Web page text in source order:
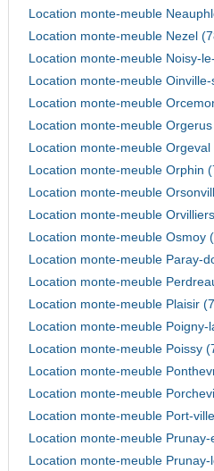
Location monte-meuble
Location monte-meuble Nezel
Location monte-meuble Noisy-
Location monte-meuble
Location monte-meuble
Location monte-meuble
Location monte-meuble Orgeval
Location monte-meuble Orphin
Location monte-meuble
Location monte-meuble
Location monte-meuble Osmoy
Location monte-meuble Paray-
Location monte-meuble
Location monte-meuble Plaisir
Location monte-meuble Poigny-
Location monte-meuble Poissy
Location monte-meuble
Location monte-meuble
Location monte-meuble Port-
Location monte-meuble
Location monte-meuble